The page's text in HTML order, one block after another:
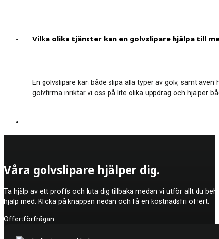
Vilka olika tjänster kan en golvslipare hjälpa till
En golvslipare kan både slipa alla typer av golv, samt
golvfirma inriktar vi oss på lite olika uppdrag och hjälper
Våra golvslipare hjälper dig.
Ta hjälp av ett proffs och luta dig tillbaka medan vi utför allt du
hjälp med. Klicka på knappen nedan och få en kostnadsfri offert.
Offertförfrågan